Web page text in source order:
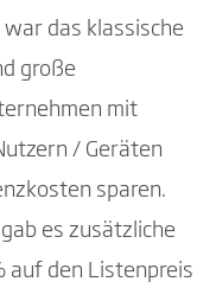
dreijähriger EA-
ist?
gibt es für
das klassische
große
mit
/ Geräten
sparen.
es zusätzliche
auf den Listenpreis